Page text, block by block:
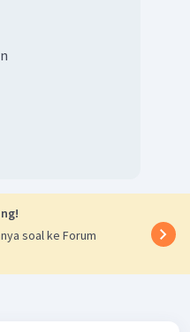
soal ke Forum